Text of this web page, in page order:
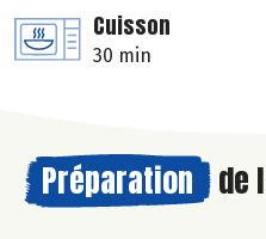
Cuisson
30 min
Préparation de